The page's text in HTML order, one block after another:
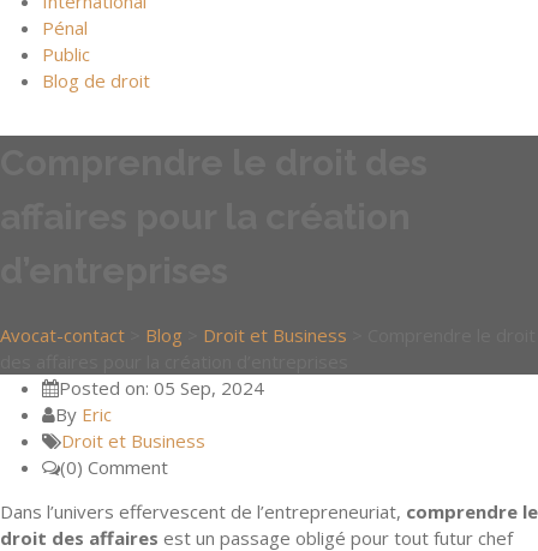
Pénal
Public
Blog de droit
Avocat-contact Blog Droit et Business
Posted on: 05 Sep, 2024
By Eric
Droit et Business
(0) Comment
Dans l’univers effervescent de l’entrepreneuriat, comprendre le
droit des affaires est un passage obligé pour tout futur chef